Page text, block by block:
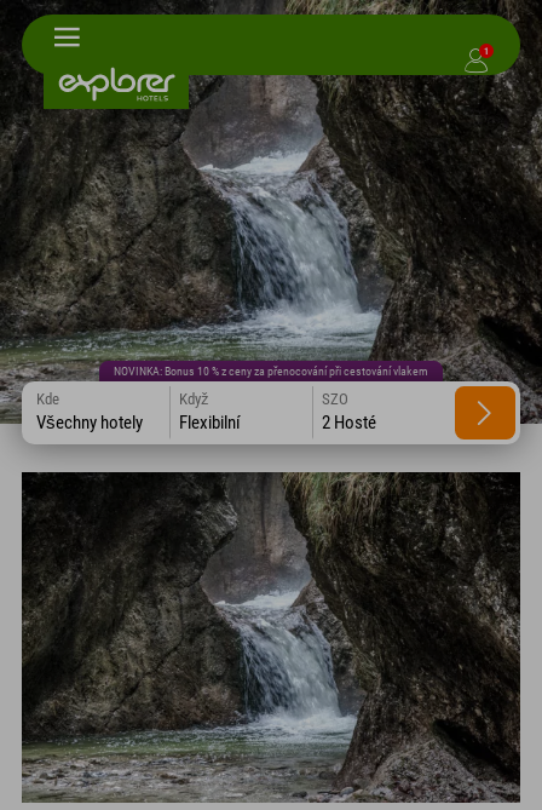
1
NOVINKA: Bonus 10 % z ceny za přenocování při cestování vlakem
Kde
Všechny hotely
Když
Flexibilní
SZO
2 Hosté